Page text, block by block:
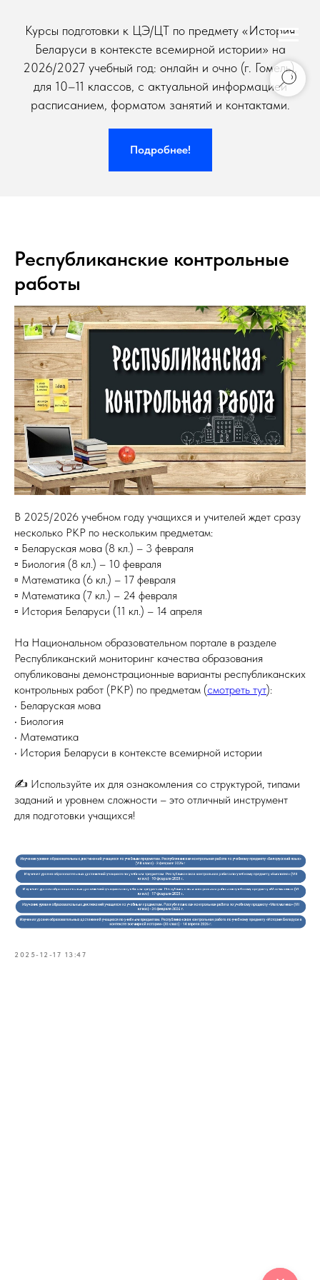
Курсы подготовки к ЦЭ/ЦТ по предмету «История
Беларуси в контексте всемирной истории» на
2026/2027 учебный год: онлайн и очно (г. Гомель),
для 10–11 классов, с актуальной информацией
расписанием, форматом занятий и контактами.
Подробнее!
Республиканские контрольные
работы
В 2025/2026 учебном году учащихся и учителей ждет сразу
несколько РКР по нескольким предметам:
▫️ Беларуская мова (8 кл.) – 3 февраля
▫️ Биология (8 кл.) – 10 февраля
▫️ Математика (6 кл.) – 17 февраля
▫️ Математика (7 кл.) – 24 февраля
▫️ История Беларуси (11 кл.) – 14 апреля
На Национальном образовательном портале в разделе
Республиканский мониторинг качества образования
опубликованы демонстрационные варианты республиканских
контрольных работ (РКР) по предметам (смотреть тут):
• Беларуская мова
• Биология
• Математика
• История Беларуси в контексте всемирной истории
✍️ Используйте их для ознакомления со структурой, типами
заданий и уровнем сложности – это отличный инструмент
для подготовки учащихся!
2025-12-17 13:47